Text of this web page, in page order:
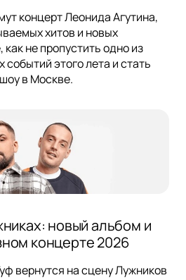
концерт Леонида Агутина,
хитов и новых
не пропустить одно из
этого лета и стать
в Москве.
новый альбом и
концерте 2026
вернутся на сцену Лужников